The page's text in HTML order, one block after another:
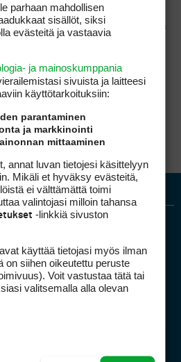
että kentän suurimmat omistajat
kentän asioista. Hyvinhän kenttä
siitä tuskin kenelläkään on
hyvältä olla vähemmistöosakkaan
kentällä niin myy vain osakkeen pois
siitä tilanteesta eroon pääsee.
mediakortti
parhaan mahdollisen
sisällöt, siksi
evästeitä ja vastaavia
ja mainoskumppania
sivuista ja laitteesi
käyttötarkoituksiin:
parantaminen
ja markkinointi
mittaaminen
annat luvan tietojesi käsittelyyn
Mikäli et hyväksy evästeitä,
ei välttämättä toimi
valintojasi milloin tahansa
-linkkiä sivuston
käyttää tietojasi myös ilman
on siihen oikeutettu peruste
Voit vastustaa tätä tai
valitsemalla alla olevan